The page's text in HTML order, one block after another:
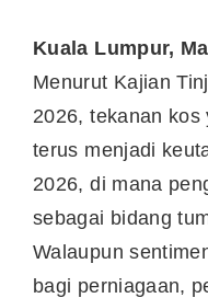
Kuala Lumpur,
Menurut Kajian
2026, tekanan
terus menjadi
2026, di mana
sebagai bidang
Walaupun
bagi perniagaan,